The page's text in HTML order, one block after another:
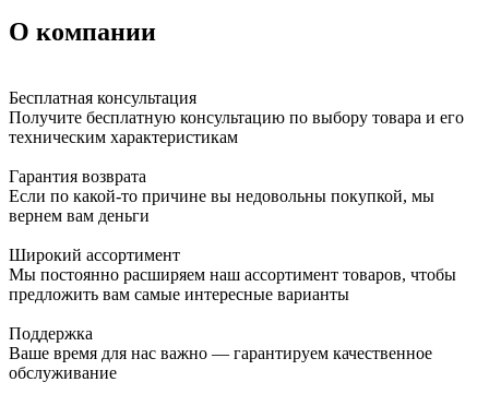
О компании
Бесплатная консультация
Получите бесплатную консультацию по выбору товара и его
техническим характеристикам
Гарантия возврата
Если по какой-то причине вы недовольны покупкой, мы
вернем вам деньги
Широкий ассортимент
Мы постоянно расширяем наш ассортимент товаров, чтобы
предложить вам самые интересные варианты
Поддержка
Ваше время для нас важно — гарантируем качественное
обслуживание